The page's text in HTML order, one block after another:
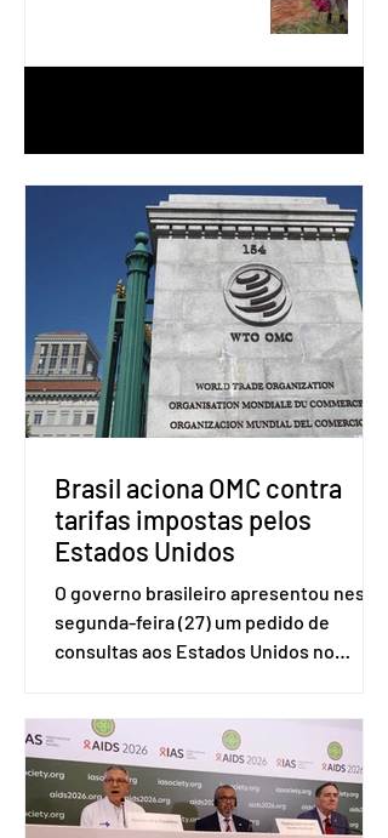
Brasil aciona OMC contra
tarifas impostas pelos
Estados Unidos
O governo brasileiro apresentou nesta
segunda-feira (27) um pedido de
consultas aos Estados Unidos no
(OMC), contestando duas medidas
tarifárias adotadas pelo país norte-
americano com base na Seção 301 da
Lei de Comércio de 1974. Segundo nota